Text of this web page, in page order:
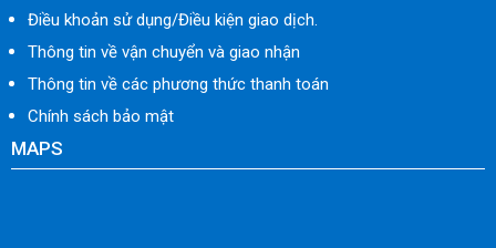
Điều khoản sử dụng/Điều kiện giao dịch.
Thông tin về vận chuyển và giao nhận
Thông tin về các phương thức thanh toán
Chính sách bảo mật
MAPS